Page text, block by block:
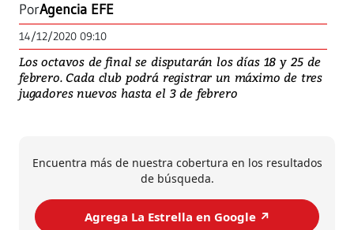
PorAgencia EFE
14/12/2020 09:10
Los octavos de final se disputarán los días 18 y 25 de
febrero. Cada club podrá registrar un máximo de tres
jugadores nuevos hasta el 3 de febrero
Encuentra más de nuestra cobertura en los resultados
de búsqueda.
Agrega La Estrella en Google ↗️